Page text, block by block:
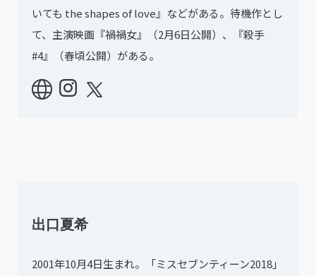
いても the shapes of love』などがある。待機作とし
て、主演映画『禍禍女』（2月6日公開）、『殺手
#4』（春頃公開）がある。
出口夏希
2001年10月4日生まれ。「ミスセブンティーン2018」